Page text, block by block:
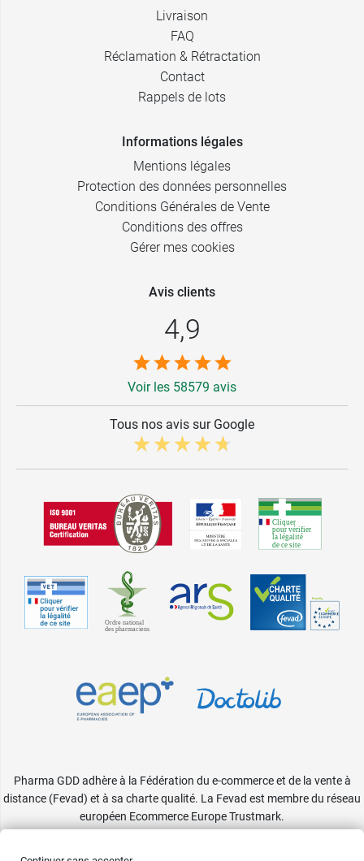
Livraison
FAQ
Réclamation & Rétractation
Contact
Rappels de lots
Informations légales
Mentions légales
Protection des données personnelles
Conditions Générales de Vente
Conditions des offres
Gérer mes cookies
Avis clients
4,9
Voir les 58579 avis
Tous nos avis sur Google
Pharma GDD adhère à la Fédération du e-commerce et de la vente à
distance (Fevad) et à sa charte qualité. La Fevad est membre du réseau
européen Ecommerce Europe Trustmark.